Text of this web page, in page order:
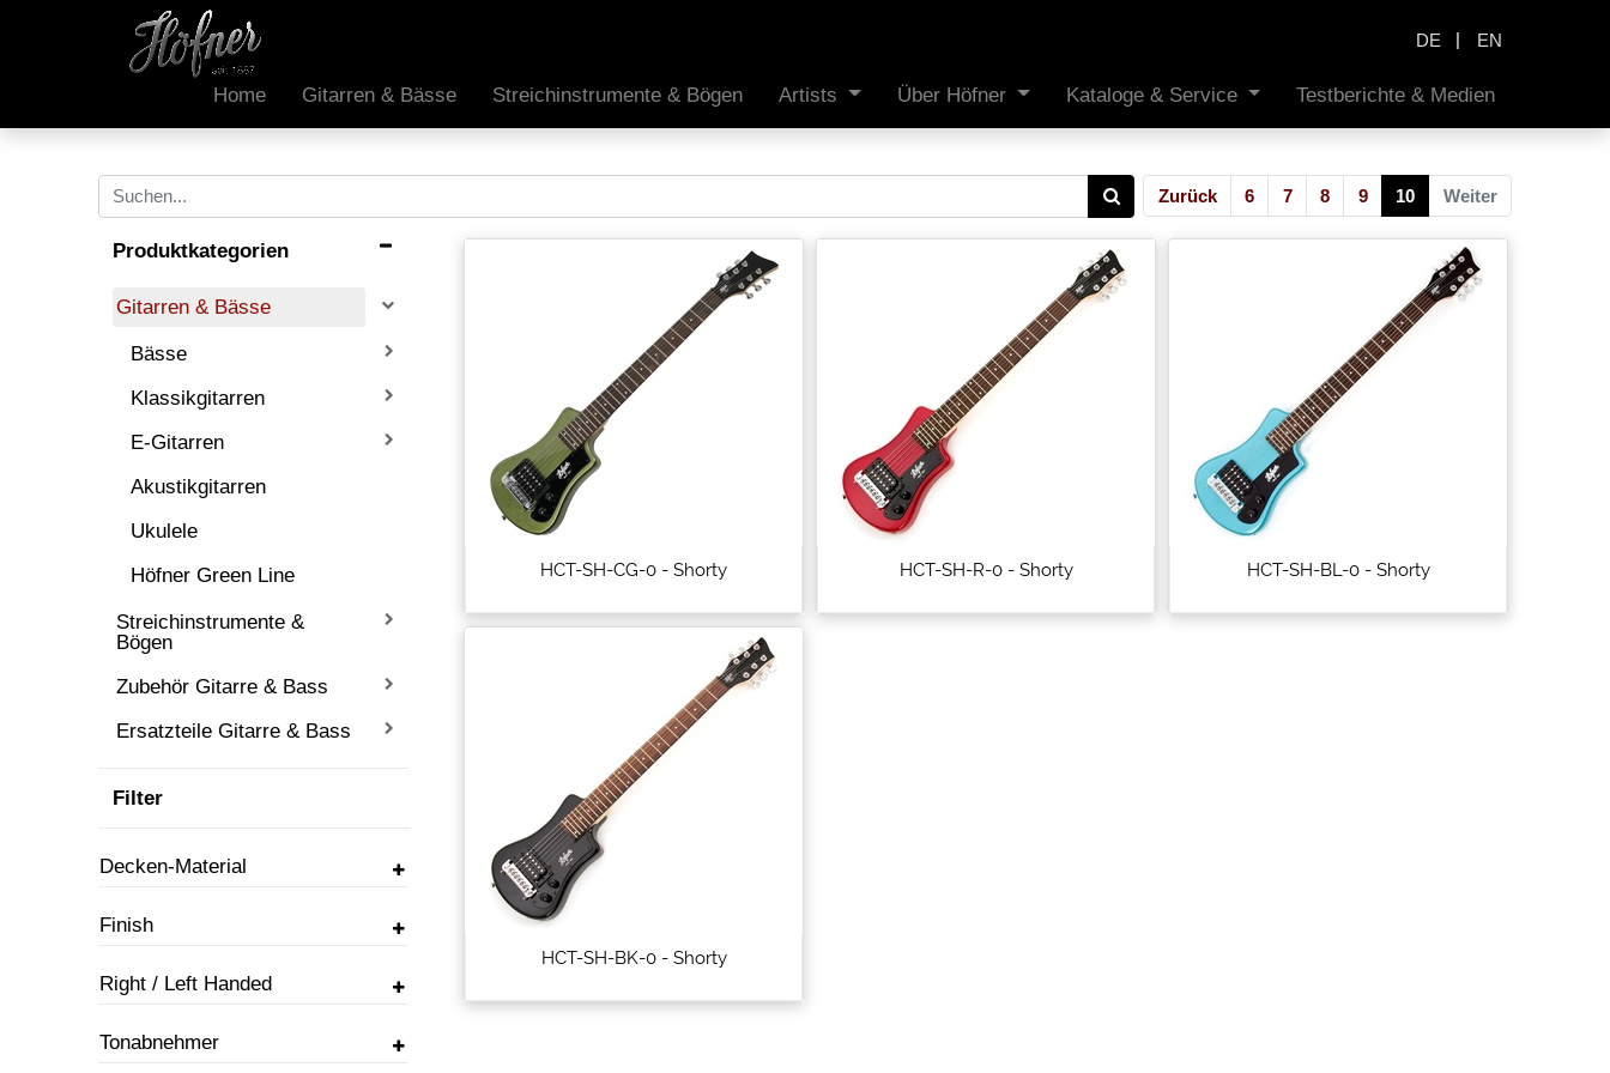
DE | EN
Home Gitarren & Bässe Streichinstrumente & Bögen Artists Über Höfner Kataloge & Service Testberichte & Medien
Zurück 6 7 8 9 10 Weiter
Produktkategorien
Gitarren & Bässe
Bässe
Klassikgitarren
E-Gitarren
Akustikgitarren
Ukulele
Höfner Green Line
Streichinstrumente &
Bögen
Zubehör Gitarre & Bass
Ersatzteile Gitarre & Bass
Filter
Decken-Material
Finish
Right / Left Handed
Tonabnehmer
HCT-SH-CG-0 - Shorty HCT-SH-R-0 - Shorty HCT-SH-BL-0 - Shorty
HCT-SH-BK-0 - Shorty